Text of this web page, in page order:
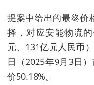
提案中给出的最终价
择，对应安能物流
元、131亿元人民币
日（2025年9月3日
价50.18%。